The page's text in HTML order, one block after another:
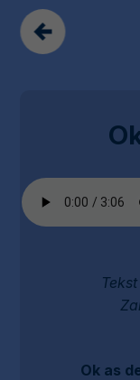
Ok as